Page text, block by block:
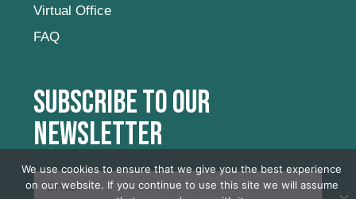
Virtual Office
FAQ
Subscribe to our
newsletter
We use cookies to ensure that we give you the best experience
on our website. If you continue to use this site we will assume